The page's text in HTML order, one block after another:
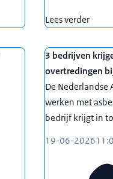
Lees verder
3 bedrijven
overtredingen
De Nederlandse
werken met
bedrijf krijgt in
19-06-2026